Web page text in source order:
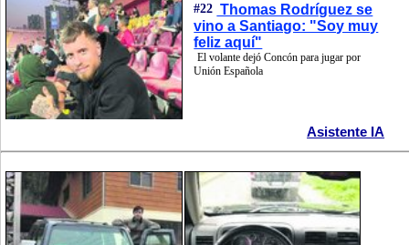
#22 Thomas Rodríguez se
vino a Santiago: "Soy muy
feliz aquí"
El volante dejó Concón para jugar por
Unión Española
Asistente IA